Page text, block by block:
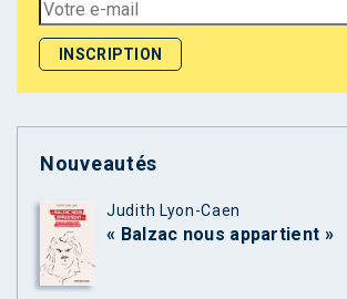
Nouveautés
Judith Lyon-Caen
« Balzac nous appartient »